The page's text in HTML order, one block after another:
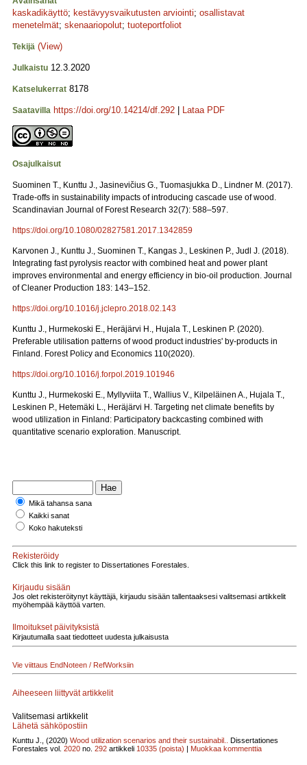
kaskadikäyttö; kestävyysvaikutusten arviointi; osallistavat
menetelmät; skenaariopolut; tuoteportfoliot
Tekijä (View)
Julkaistu 12.3.2020
Katselukerrat 8178
Saatavilla https://doi.org/10.14214/df.292 Lataa PDF
Osajulkaisut
Suominen T., Kunttu J., Jasinevičius G., Tuomasjukka D., Lindner M. (2017).
Trade-offs in sustainability impacts of introducing cascade use of wood.
Scandinavian Journal of Forest Research 32(7): 588–597.
https://doi.org/10.1080/02827581.2017.1342859
Karvonen J., Kunttu J., Suominen T., Kangas J., Leskinen P., Judl J. (2018).
Integrating fast pyrolysis reactor with combined heat and power plant
improves environmental and energy efficiency in bio-oil production. Journal
of Cleaner Production 183: 143–152.
https://doi.org/10.1016/j.jclepro.2018.02.143
Kunttu J., Hurmekoski E., Heräjärvi H., Hujala T., Leskinen P. (2020).
Preferable utilisation patterns of wood product industries' by-products in
Finland. Forest Policy and Economics 110(2020).
https://doi.org/10.1016/j.forpol.2019.101946
Kunttu J., Hurmekoski E., Myllyviita T., Wallius V., Kilpeläinen A., Hujala T.,
Leskinen P., Hetemäki L., Heräjärvi H. Targeting net climate benefits by
wood utilization in Finland: Participatory backcasting combined with
quantitative scenario exploration. Manuscript.
Mikä tahansa sana
Kaikki sanat
Koko hakuteksti
Rekisteröidy
Click this link to register to Dissertationes Forestales.
Kirjaudu sisään
Jos olet rekisteröitynyt käyttäjä, kirjaudu sisään tallentaaksesi valitsemasi artikkelit
myöhempää käyttöä varten.
Ilmoitukset päivityksistä
Kirjautumalla saat tiedotteet uudesta julkaisusta
Vie viittaus EndNoteen / RefWorksiin
Aiheeseen liittyvät artikkelit
Valitsemasi artikkelit
Lähetä sähköpostiin
Kunttu J., (2020) Wood utilization scenarios and their sustainabil..
Dissertationes
Forestales vol. 2020 no. 292 artikkeli 10335 (poista) | Muokkaa kommenttia